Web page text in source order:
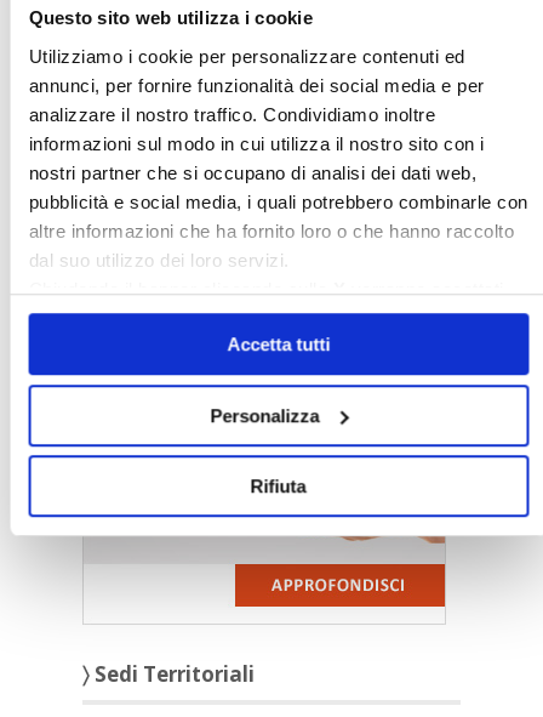
Questo sito web utilizza i cookie
Utilizziamo i cookie per personalizzare contenuti ed
annunci, per fornire funzionalità dei social media e per
analizzare il nostro traffico. Condividiamo inoltre
informazioni sul modo in cui utilizza il nostro sito con i
nostri partner che si occupano di analisi dei dati web,
pubblicità e social media, i quali potrebbero combinarle con
altre informazioni che ha fornito loro o che hanno raccolto
dal suo utilizzo dei loro servizi.
Chiudendo il banner cliccando sullaXverranno accettati
solo i cookie necessari.
Accetta tutti
Personalizza
Rifiuta
〉 5 ragioni per aderire a Confedilizia
〉 Sedi Territoriali